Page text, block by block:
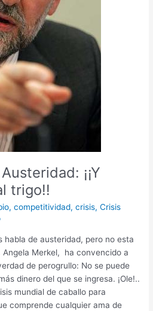
¡¡Y
trigo!!
,competitividad,crisis,Crisis
habla de austeridad, pero no esta
Angela Merkel, ha convencido a
de perogrullo: No se puede
dinero del que se ingresa. ¡Ole!..
mundial de caballo para
comprende cualquier ama de